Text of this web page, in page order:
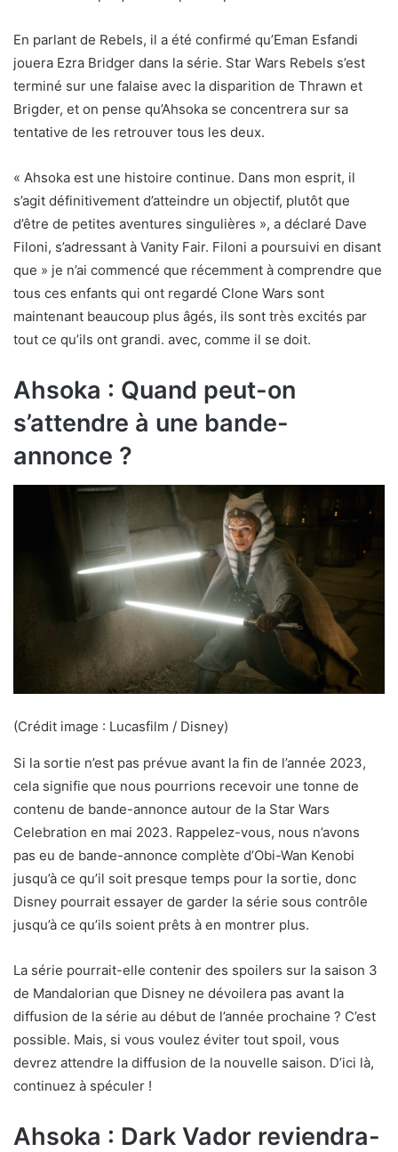
En parlant de Rebels, il a été confirmé qu’Eman Esfandi
jouera Ezra Bridger dans la série. Star Wars Rebels s’est
terminé sur une falaise avec la disparition de Thrawn et
Brigder, et on pense qu’Ahsoka se concentrera sur sa
tentative de les retrouver tous les deux.
« Ahsoka est une histoire continue. Dans mon esprit, il
s’agit définitivement d’atteindre un objectif, plutôt que
d’être de petites aventures singulières », a déclaré Dave
Filoni, s’adressant à Vanity Fair. (
s
’
o
u
r
d
u
n
n
o
u
v
n
Filoni a poursuivi en disant
que » je n’ai commencé que récemment à comprendre que
tous ces enfants qui ont regardé Clone Wars sont
maintenant beaucoup plus âgés, ils sont très excités par
tout ce qu’ils ont grandi. avec, comme il se doit.
Ahsoka : Quand peut-on
s’attendre à une bande-
annonce ?
(Crédit image : Lucasfilm / Disney)
Si la sortie n’est pas prévue avant la fin de l’année 2023,
cela signifie que nous pourrions recevoir une tonne de
contenu de bande-annonce autour de la Star Wars
Celebration en mai 2023. Rappelez-vous, nous n’avons
pas eu de bande-annonce complète d’Obi-Wan Kenobi
jusqu’à ce qu’il soit presque temps pour la sortie, donc
Disney pourrait essayer de garder la série sous contrôle
jusqu’à ce qu’ils soient prêts à en montrer plus.
La série pourrait-elle contenir des spoilers sur la saison 3
de Mandalorian que Disney ne dévoilera pas avant la
diffusion de la série au début de l’année prochaine ? C’est
possible. Mais, si vous voulez éviter tout spoil, vous
devrez attendre la diffusion de la nouvelle saison. D’ici là,
continuez à spéculer !
Ahsoka : Dark Vador reviendra-